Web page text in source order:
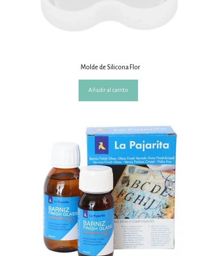
Molde de Silicona Flor
Añadir al carrito